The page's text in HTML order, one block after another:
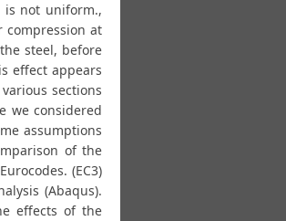
is not uniform.,
at
steel, before
effect appears
sections
we considered
assumptions
of the
(EC3)
(Abaqus).
effects of the